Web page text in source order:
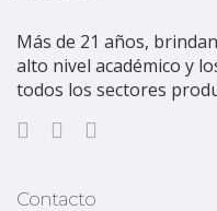
Más de 21 años,
alto nivel académico y
todos los sectores
Contacto